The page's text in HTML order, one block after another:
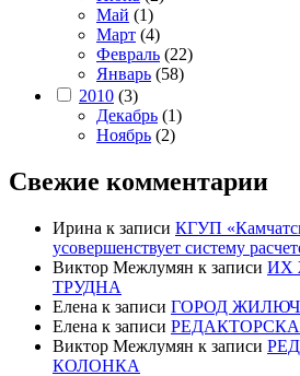
Май (1)
Март (4)
Февраль (22)
Январь (58)
2010 (3)
Декабрь (1)
Ноябрь (2)
Свежие комментарии
Ирина к записи КГУП
усовершенствует систему
Виктор Межлумян к записи ИХ
ТРУДНА
Елена к записи ГОРОД
Елена к записи
Виктор Межлумян к записи
КОЛОНКА